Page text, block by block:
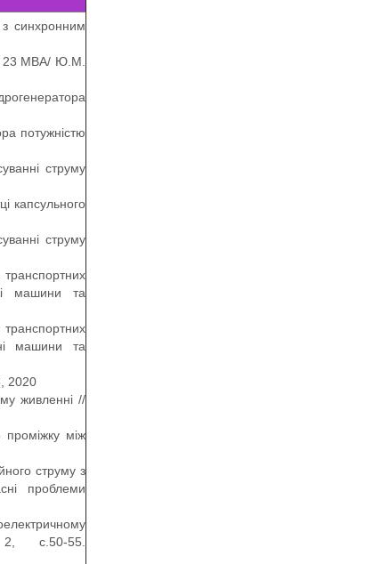
синхронним
23 МВА/ Ю.М.
потужністю
струму
капсульного
струму
машини та
машини та
2020
живленні //
проміжку між
струму з
проблеми
с.50-55.